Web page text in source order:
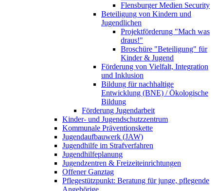
Flensburger Medien Security
Beteiligung von Kindern und
Jugendlichen
Projektförderung "Mach was
draus!"
Broschüre "Beteiligung" für
Kinder & Jugend
Förderung von Vielfalt, Integration
und Inklusion
Bildung für nachhaltige
Entwicklung (BNE) / Ökologische
Bildung
Förderung Jugendarbeit
Kinder- und Jugendschutzzentrum
Kommunale Präventionskette
Jugendaufbauwerk (JAW)
Jugendhilfe im Strafverfahren
Jugendhilfeplanung
Jugendzentren & Freizeiteinrichtungen
Offener Ganztag
Pflegestützpunkt: Beratung für junge, pflegende
Angehörige